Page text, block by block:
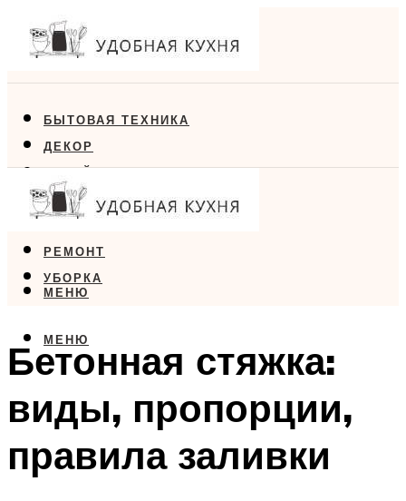
БЫТОВАЯ ТЕХНИКА
ДЕКОР
ДИЗАЙН
ЕДА
РЕМОНТ
УБОРКА
МЕНЮ
МЕНЮ
Бетонная стяжка:
виды, пропорции,
правила заливки